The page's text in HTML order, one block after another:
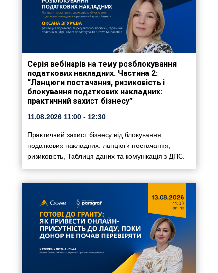
Серія вебінарів на тему розблокування
податкових накладних. Частина 2:
“Ланцюги постачання, ризиковість і
блокування податкових накладних:
практичний захист бізнесу”
11.08.202611:00- 12:30
Практичний захист бізнесу від блокування
податкових накладних: ланцюги постачання,
ризиковість, Таблиця даних та комунікація з ДПС.